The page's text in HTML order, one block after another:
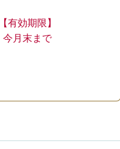
【有効期限】
今月末まで